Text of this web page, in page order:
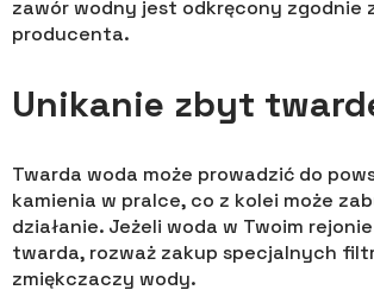
zawór wodny jest odkręcony zgodnie
producenta.
Unikanie zbyt
Twarda woda może prowadzić do
kamienia w pralce, co z kolei może
działanie. Jeżeli woda w Twoim
twarda, rozważ zakup specjalnych
zmiękczaczy wody.